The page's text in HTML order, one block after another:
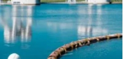
industriais